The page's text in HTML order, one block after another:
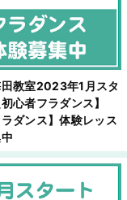
教室2023年1月スタ
心者フラダンス】
ラダンス】体験レッス